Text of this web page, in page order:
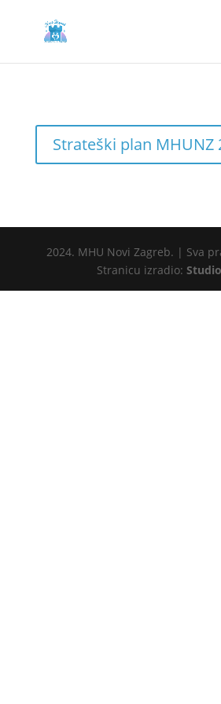
Strateški plan MHUNZ
2024. MHU Novi Zagreb. | Sva
Stranicu izradio: